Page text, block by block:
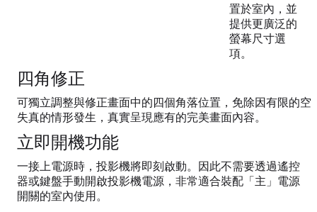
置於室內，並
提供更廣泛的
螢幕尺寸選
項。
四角修正
可獨立調整與修正畫面中的四個角落位置，免除因有限的空
失真的情形發生，真實呈現應有的完美畫面內容。
立即開機功能
一接上電源時，投影機將即刻啟動。因此不需要透過遙控
器或鍵盤手動開啟投影機電源，非常適合裝配「主」電源
開關的室內使用。